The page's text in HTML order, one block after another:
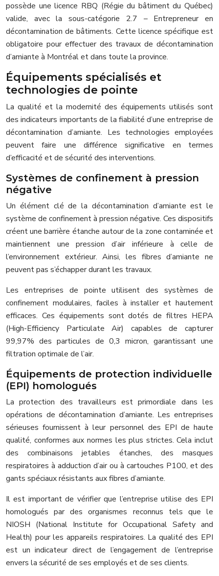
possède une licence RBQ (Régie du bâtiment du Québec)
valide, avec la sous-catégorie 2.7 – Entrepreneur en
décontamination de bâtiments. Cette licence spécifique est
obligatoire pour effectuer des travaux de décontamination
d’amiante à Montréal et dans toute la province.
Équipements spécialisés et
technologies de pointe
La qualité et la modernité des équipements utilisés sont
des indicateurs importants de la fiabilité d’une entreprise de
décontamination d’amiante. Les technologies employées
peuvent faire une différence significative en termes
d’efficacité et de sécurité des interventions.
Systèmes de confinement à pression
négative
Un élément clé de la décontamination d’amiante est le
système de confinement à pression négative. Ces dispositifs
créent une barrière étanche autour de la zone contaminée et
maintiennent une pression d’air inférieure à celle de
l’environnement extérieur. Ainsi, les fibres d’amiante ne
peuvent pas s’échapper durant les travaux.
Les entreprises de pointe utilisent des systèmes de
confinement modulaires, faciles à installer et hautement
efficaces. Ces équipements sont dotés de filtres HEPA
(High-Efficiency Particulate Air) capables de capturer
99,97% des particules de 0,3 micron, garantissant une
filtration optimale de l’air.
Équipements de protection individuelle
(EPI) homologués
La protection des travailleurs est primordiale dans les
opérations de décontamination d’amiante. Les entreprises
sérieuses fournissent à leur personnel des EPI de haute
qualité, conformes aux normes les plus strictes. Cela inclut
des combinaisons jetables étanches, des masques
respiratoires à adduction d’air ou à cartouches P100, et des
gants spéciaux résistants aux fibres d’amiante.
Il est important de vérifier que l’entreprise utilise des EPI
homologués par des organismes reconnus tels que le
NIOSH (National Institute for Occupational Safety and
Health) pour les appareils respiratoires. La qualité des EPI
est un indicateur direct de l’engagement de l’entreprise
envers la sécurité de ses employés et de ses clients.